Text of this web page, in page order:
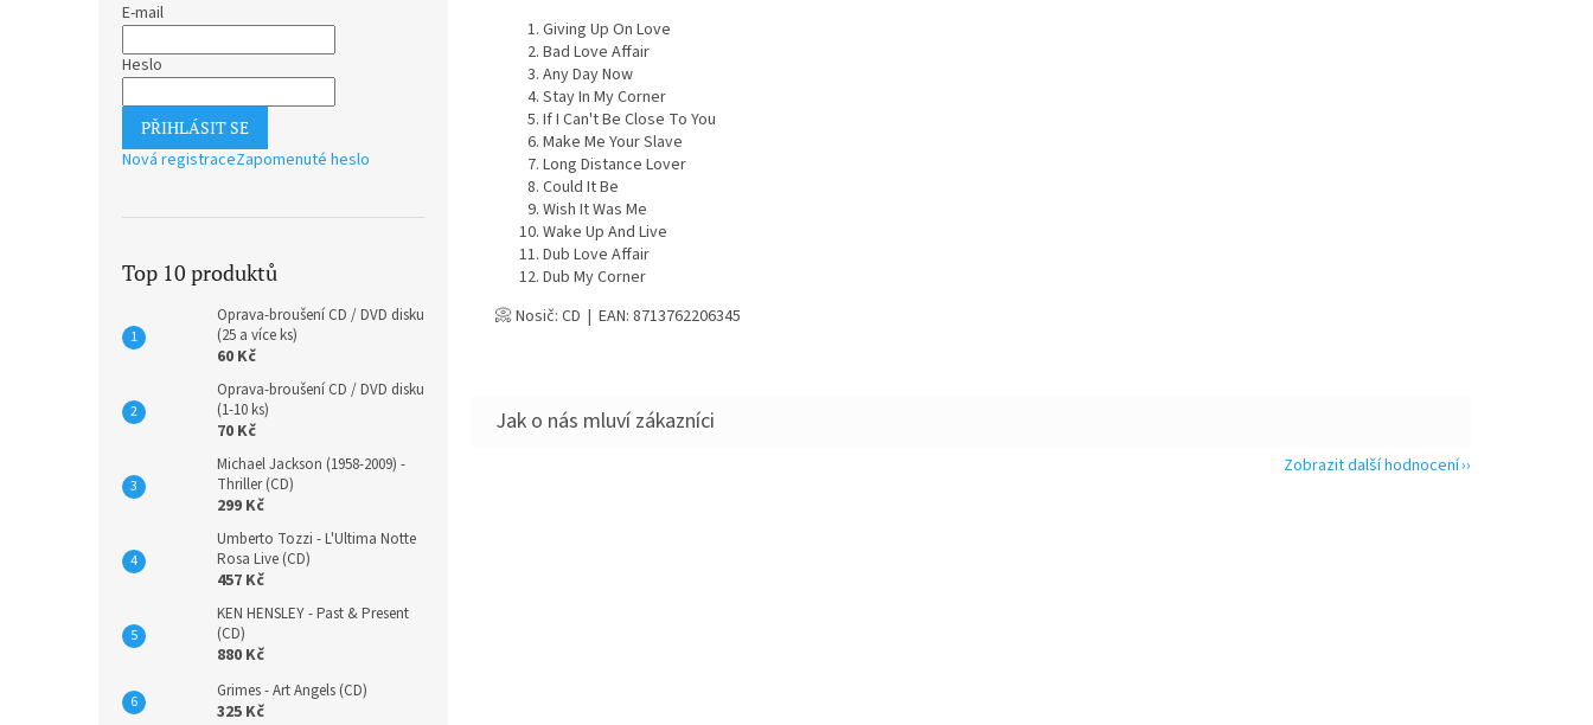
E-mail
Heslo
PŘIHLÁSIT SE
Nová registraceZapomenuté heslo
Top 10 produktů
Oprava-broušení CD / DVD disku
(25 a více ks)
60 Kč
Oprava-broušení CD / DVD disku
(1-10 ks)
70 Kč
Michael Jackson (1958-2009) -
Thriller (CD)
299 Kč
Umberto Tozzi - L'Ultima Notte
Rosa Live (CD)
457 Kč
KEN HENSLEY - Past & Present
(CD)
880 Kč
Grimes - Art Angels (CD)
325 Kč
Giving Up On Love
Bad Love Affair
Any Day Now
Stay In My Corner
If I Can't Be Close To You
Make Me Your Slave
Long Distance Lover
Could It Be
Wish It Was Me
Wake Up And Live
Dub Love Affair
Dub My Corner
📀 Nosič: CD | EAN: 8713762206345
Zobrazit další hodnocení